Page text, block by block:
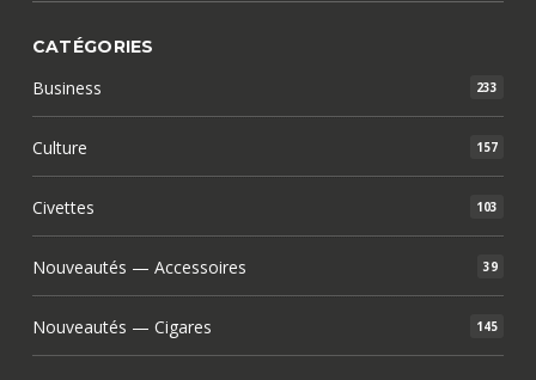
CATÉGORIES
Business 233
Culture 157
Civettes 103
Nouveautés — Accessoires 39
Nouveautés — Cigares 145